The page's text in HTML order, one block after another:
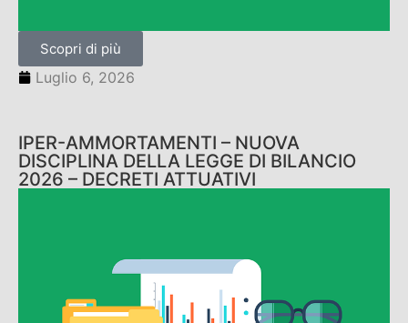
Scopri di più
Luglio 6, 2026
IPER-AMMORTAMENTI – NUOVA
DISCIPLINA DELLA LEGGE DI BILANCIO
2026 – DECRETI ATTUATIVI